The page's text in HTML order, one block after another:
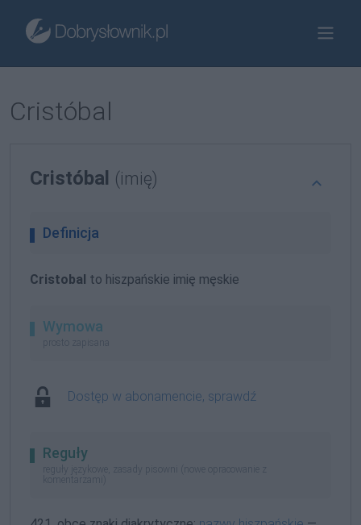
Cristóbal
Cristóbal (imię)
Definicja
Cristobal to hiszpańskie imię męskie
Wymowa
prosto zapisana
Dostęp w abonamencie, sprawdź
Reguły
reguły językowe, zasady pisowni (nowe opracowanie z
komentarzami)